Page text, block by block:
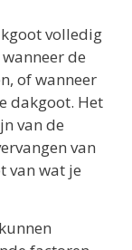
volledig
de
of wanneer
dakgoot. Het
van de
van
van wat je